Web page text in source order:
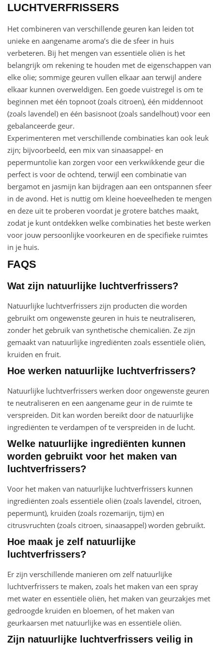
LUCHTVERFRISSERS
Het combineren van verschillende geuren kan leiden tot
unieke en aangename aroma’s die de sfeer in huis
verbeteren. Bij het mengen van essentiële oliën is het
belangrijk om rekening te houden met de eigenschappen van
elke olie; sommige geuren vullen elkaar aan terwijl andere
elkaar kunnen overweldigen. Een goede vuistregel is om te
beginnen met één topnoot (zoals citroen), één middennoot
(zoals lavendel) en één basisnoot (zoals sandelhout) voor een
gebalanceerde geur.
Experimenteren met verschillende combinaties kan ook leuk
zijn; bijvoorbeeld, een mix van sinaasappel- en
pepermuntolie kan zorgen voor een verkwikkende geur die
perfect is voor de ochtend, terwijl een combinatie van
bergamot en jasmijn kan bijdragen aan een ontspannen sfeer
in de avond. Het is nuttig om kleine hoeveelheden te mengen
en deze uit te proberen voordat je grotere batches maakt,
zodat je kunt ontdekken welke combinaties het beste werken
voor jouw persoonlijke voorkeuren en de specifieke ruimtes
in je huis.
FAQS
Wat zijn natuurlijke luchtverfrissers?
Natuurlijke luchtverfrissers zijn producten die worden
gebruikt om ongewenste geuren in huis te neutraliseren,
zonder het gebruik van synthetische chemicaliën. Ze zijn
gemaakt van natuurlijke ingrediënten zoals essentiële oliën,
kruiden en fruit.
Hoe werken natuurlijke luchtverfrissers?
Natuurlijke luchtverfrissers werken door ongewenste geuren
te neutraliseren en een aangename geur in de ruimte te
verspreiden. Dit kan worden bereikt door de natuurlijke
ingrediënten te verdampen of te verspreiden in de lucht.
Welke natuurlijke ingrediënten kunnen
worden gebruikt voor het maken van
luchtverfrissers?
Voor het maken van natuurlijke luchtverfrissers kunnen
ingrediënten zoals essentiële oliën (zoals lavendel, citroen,
pepermunt), kruiden (zoals rozemarijn, tijm) en
citrusvruchten (zoals citroen, sinaasappel) worden gebruikt.
Hoe maak je zelf natuurlijke
luchtverfrissers?
Er zijn verschillende manieren om zelf natuurlijke
luchtverfrissers te maken, zoals het maken van een spray
met water en essentiële oliën, het maken van geurzakjes met
gedroogde kruiden en bloemen, of het maken van
geurkaarsen met natuurlijke was en essentiële oliën.
Zijn natuurlijke luchtverfrissers veilig in